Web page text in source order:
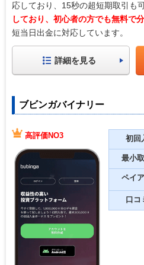
応しており、15秒の超短期取引も
しており、初心者の方でも無料で
短当日出金に対応しています。
詳細を見る
ブビンガバイナリー
高評価NO3 初回
最小
ペイ
口コ